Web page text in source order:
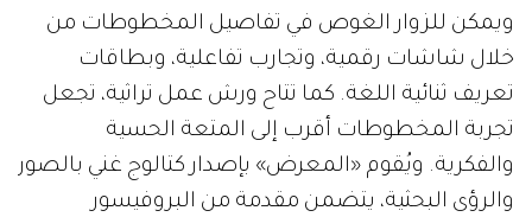
ويمكن للزوار الغوص في تفاصيل المخطوطات من
خلال شاشات رقمية، وتجارب تفاعلية، وبطاقات
تعريف ثنائية اللغة. كما تتاح ورش عمل تراثية، تجعل
تجربة المخطوطات أقرب إلى المتعة الحسية
والفكرية. ويُقوم «المعرض» بإصدار كتالوج غني بالصور
والرؤى البحثية، يتضمن مقدمة من البروفيسور